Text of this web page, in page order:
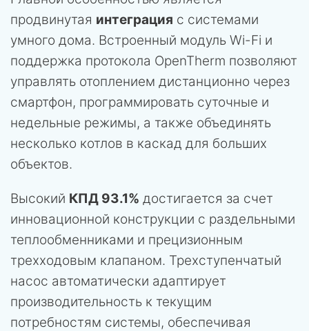
продвинутая интеграция с системами
умного дома. Встроенный модуль Wi-Fi и
поддержка протокола OpenTherm позволяют
управлять отоплением дистанционно через
смартфон, программировать суточные и
недельные режимы, а также объединять
несколько котлов в каскад для больших
объектов.
Высокий КПД 93.1% достигается за счет
инновационной конструкции с раздельными
теплообменниками и прецизионным
трехходовым клапаном. Трехступенчатый
насос автоматически адаптирует
производительность к текущим
потребностям системы, обеспечивая